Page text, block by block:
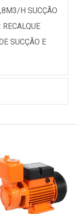
H SUCÇÃO
SUCÇÃO E